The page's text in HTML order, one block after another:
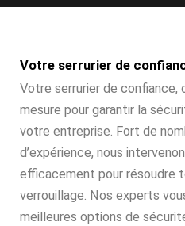
Votre serrurier de
Votre serrurier de
mesure pour garantir la
votre entreprise. Fort de
d’expérience, nous
efficacement pour résoudre
verrouillage. Nos experts
meilleures options de